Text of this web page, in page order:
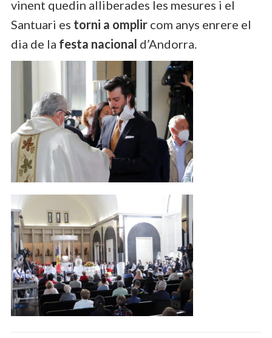
vinent quedin alliberades les mesures i el
Santuari es torni a omplir com anys enrere el
dia de la festa nacional d’Andorra.